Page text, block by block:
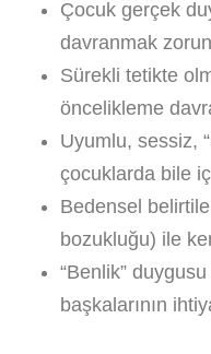
Çocuk gerçek
davranmak
Sürekli tetikte
öncelikleme
Uyumlu, sessiz,
çocuklarda bile
Bedensel
bozukluğu) ile
“Benlik”
başkalarının